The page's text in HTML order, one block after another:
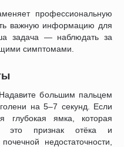
профессиональную
важную информацию для
задача — наблюдать за
симптомами.
Надавите большим пальцем
на 5–7 секунд. Если
глубокая ямка, которая
это признак отёка и
недостаточности,